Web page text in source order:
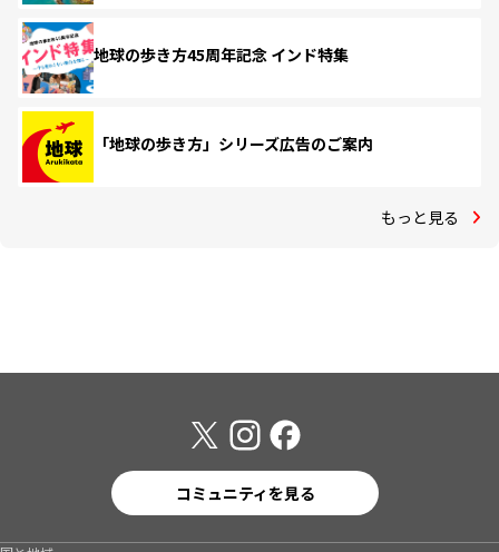
地球の歩き方45周年記念 インド特集
「地球の歩き方」シリーズ広告のご案内
もっと見る
コミュニティを見る